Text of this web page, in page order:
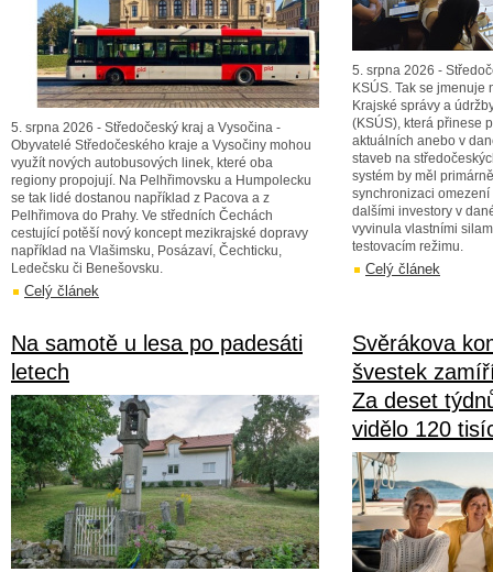
5. srpna 2026 - Středočeský kraj a Vysočina -
Obyvatelé Středočeského kraje a Vysočiny mohou
využít nových autobusových linek, které oba
regiony propojují. Na Pelhřimovsku a Humpolecku
se tak lidé dostanou například z Pacova a z
Pelhřimova do Prahy. Ve středních Čechách
cestující potěší nový koncept mezikrajské dopravy
například na Vlašimsku, Posázaví, Čechticku,
Ledečsku či Benešovsku.
Celý článek
5. srpna 2026 -
KSÚS. Tak se
Krajské správy a
(KSÚS), která přinese
aktuálních anebo v
staveb na
systém by měl
synchronizaci
dalšími investory v
vyvinula vlastními
testovacím režimu.
Celý článek
Na samotě u lesa po padesáti
letech
Svěrákova
švestek
Za deset
vidělo 120